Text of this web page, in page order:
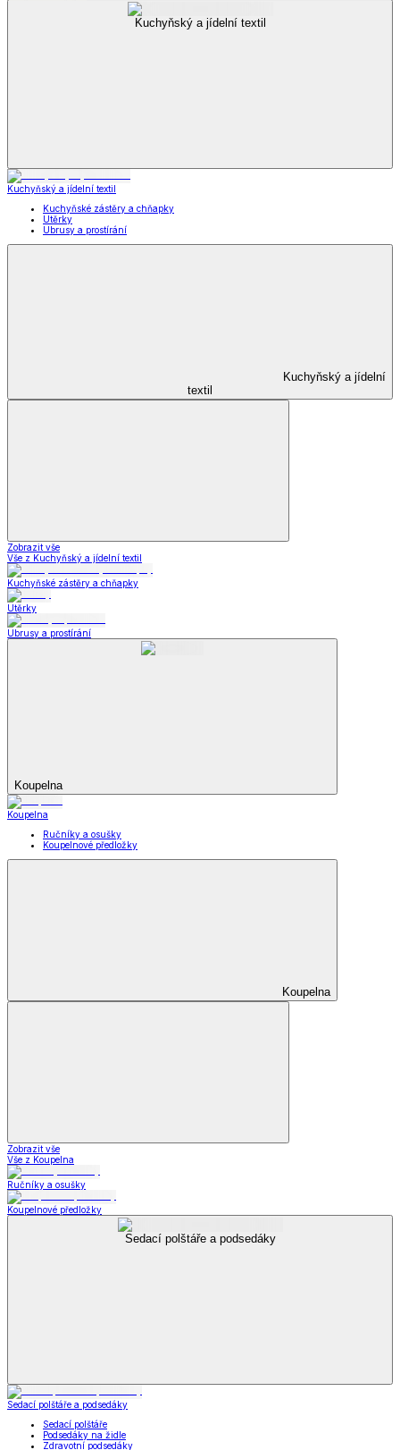
Kuchyňský a jídelní textil
Kuchyňský a jídelní textil
Kuchyňské zástěry a chňapky
Utěrky
Ubrusy a prostírání
Kuchyňský a jídelní
textil
Zobrazit vše
Vše z Kuchyňský a jídelní textil
Kuchyňské zástěry a chňapky
Utěrky
Ubrusy a prostírání
Koupelna
Koupelna
Ručníky a osušky
Koupelnové předložky
Koupelna
Zobrazit vše
Vše z Koupelna
Ručníky a osušky
Koupelnové předložky
Sedací polštáře a podsedáky
Sedací polštáře a podsedáky
Sedací polštáře
Podsedáky na židle
Zdravotní podsedáky